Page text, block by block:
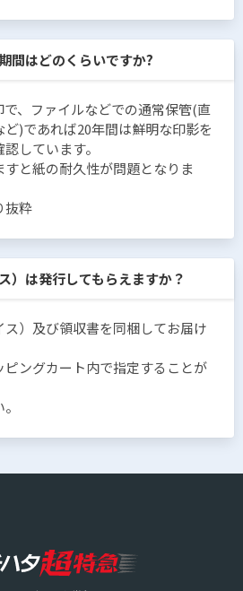
間はどのくらいですか?
、ファイルなどでの通常保管(直
)であれば20年間は鮮明な印影を
しています。
と紙の耐久性が問題となりま
抜粋
）は発行してもらえますか？
）及び領収書を同梱してお届け
ングカート内で指定することが